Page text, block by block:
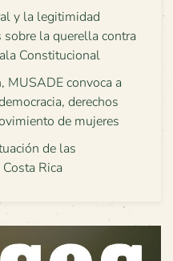
y la legitimidad
la querella contra
Constitucional
MUSADE convoca a
derechos
de mujeres
de las
Rica